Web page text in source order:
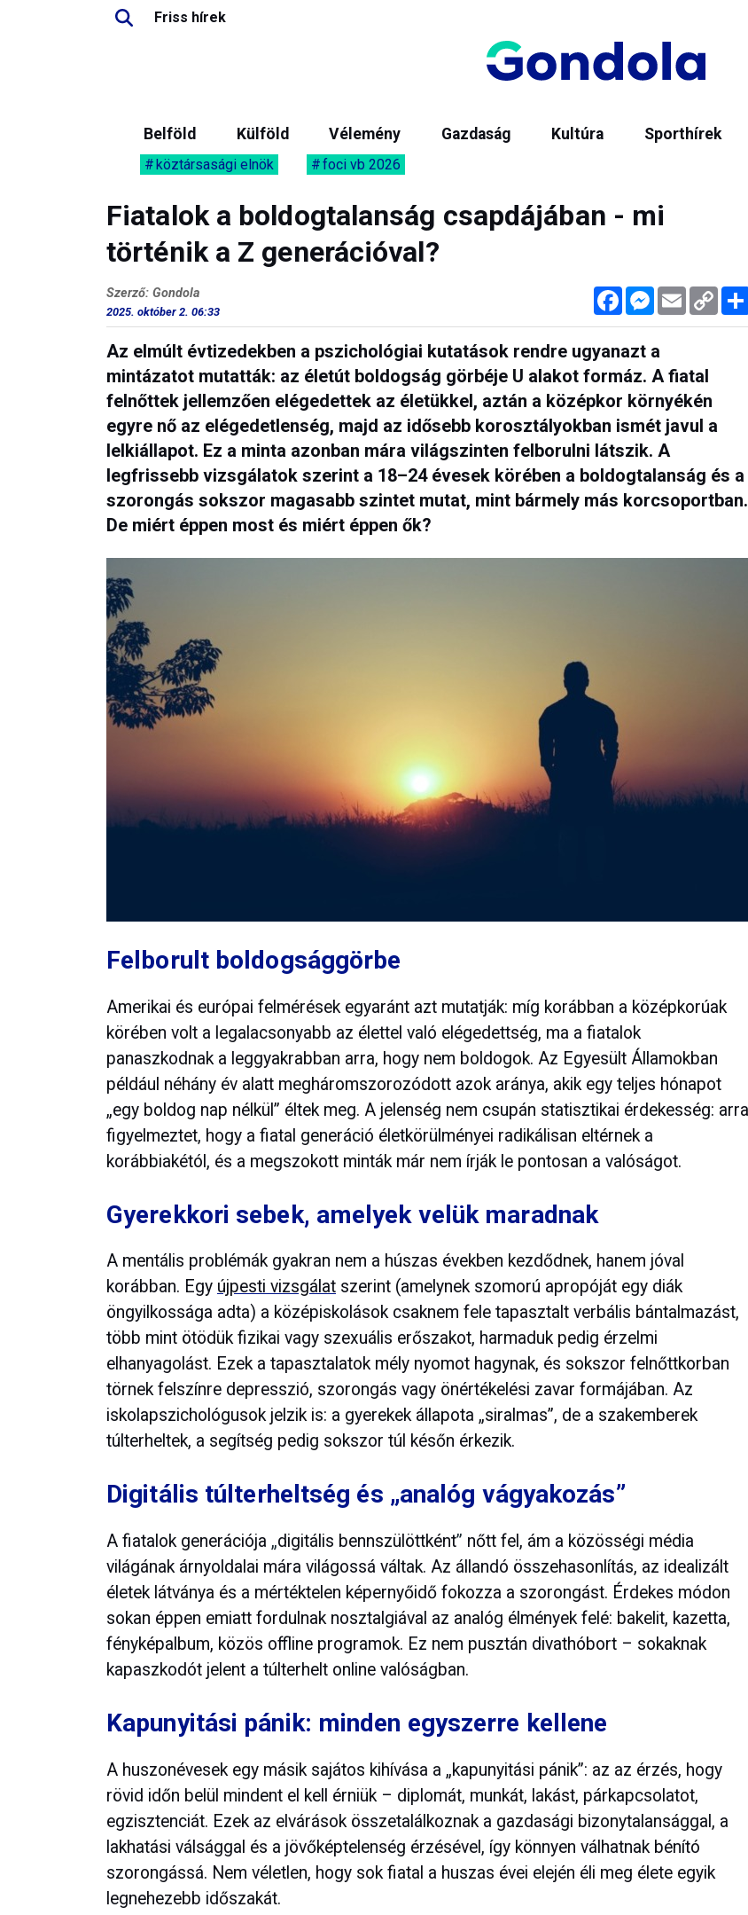
Friss hírek
Belföld Külföld Vélemény Gazdaság Kultúra Sporthírek
köztársasági elnök foci vb 2026
Fiatalok a boldogtalanság csapdájában - mi
történik a Z generációval?
FacebookMessenger
Email
Link
Szerző: Gondola
2025. október 2. 06:33
Az elmúlt évtizedekben a pszichológiai kutatások rendre ugyanazt a
mintázatot mutatták: az életút boldogság görbéje U alakot formáz. A fiatal
felnőttek jellemzően elégedettek az életükkel, aztán a középkor környékén
egyre nő az elégedetlenség, majd az idősebb korosztályokban ismét javul a
lelkiállapot. Ez a minta azonban mára világszinten felborulni látszik. A
legfrissebb vizsgálatok szerint a 18–24 évesek körében a boldogtalanság és a
szorongás sokszor magasabb szintet mutat, mint bármely más korcsoportban.
De miért éppen most és miért éppen ők?
Felborult boldogsággörbe
Amerikai és európai felmérések egyaránt azt mutatják: míg korábban a középkorúak
körében volt a legalacsonyabb az élettel való elégedettség, ma a fiatalok
panaszkodnak a leggyakrabban arra, hogy nem boldogok. Az Egyesült Államokban
például néhány év alatt megháromszorozódott azok aránya, akik egy teljes hónapot
„egy boldog nap nélkül” éltek meg. A jelenség nem csupán statisztikai érdekesség: arra
figyelmeztet, hogy a fiatal generáció életkörülményei radikálisan eltérnek a
korábbiakétól, és a megszokott minták már nem írják le pontosan a valóságot.
Gyerekkori sebek, amelyek velük maradnak
A mentális problémák gyakran nem a húszas években kezdődnek, hanem jóval
korábban. Egy újpesti vizsgálat szerint (amelynek szomorú apropóját egy diák
öngyilkossága adta) a középiskolások csaknem fele tapasztalt verbális bántalmazást,
több mint ötödük fizikai vagy szexuális erőszakot, harmaduk pedig érzelmi
elhanyagolást. Ezek a tapasztalatok mély nyomot hagynak, és sokszor felnőttkorban
törnek felszínre depresszió, szorongás vagy önértékelési zavar formájában. Az
iskolapszichológusok jelzik is: a gyerekek állapota „siralmas”, de a szakemberek
túlterheltek, a segítség pedig sokszor túl későn érkezik.
Digitális túlterheltség és „analóg vágyakozás”
A fiatalok generációja „digitális bennszülöttként” nőtt fel, ám a közösségi média
világának árnyoldalai mára világossá váltak. Az állandó összehasonlítás, az idealizált
életek látványa és a mértéktelen képernyőidő fokozza a szorongást. Érdekes módon
sokan éppen emiatt fordulnak nosztalgiával az analóg élmények felé: bakelit, kazetta,
fényképalbum, közös offline programok. Ez nem pusztán divathóbort – sokaknak
kapaszkodót jelent a túlterhelt online valóságban.
Kapunyitási pánik: minden egyszerre kellene
A huszonévesek egy másik sajátos kihívása a „kapunyitási pánik”: az az érzés, hogy
rövid időn belül mindent el kell érniük – diplomát, munkát, lakást, párkapcsolatot,
egzisztenciát. Ezek az elvárások összetalálkoznak a gazdasági bizonytalansággal, a
lakhatási válsággal és a jövőképtelenség érzésével, így könnyen válhatnak bénító
szorongássá. Nem véletlen, hogy sok fiatal a huszas évei elején éli meg élete egyik
legnehezebb időszakát.